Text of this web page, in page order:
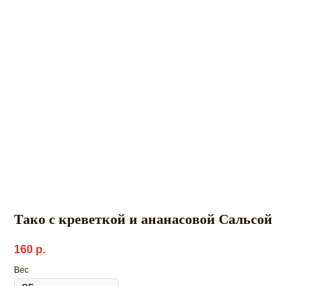
Тако с креветкой и ананасовой Сальсой
160 р.
Вес